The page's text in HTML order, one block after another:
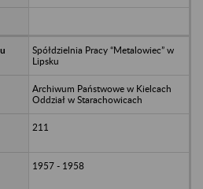
Spółdzielnia Pracy “Metalowiec” w
Lipsku
Archiwum Państwowe w Kielcach
Oddział w Starachowicach
211
1957 - 1958